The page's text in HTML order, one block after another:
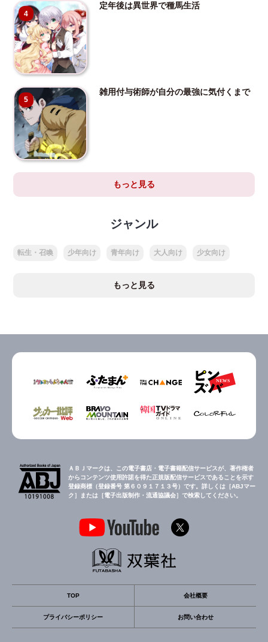
4
定年後は異世界で種馬生活
5
雑用付与術師が自分の最強に気付くまで
もっと見る
ジャンル
転生・召喚 少年向け 青年向け 大人向け 少女向け
もっと見る
ＡＢＪマークは、この電子書店・電子書籍配信サービスが、著作権者
からコンテンツ使用許諾を得た正規版配信サービスであることを示す
登録商標（登録番号 第６０９１７１３号）です。詳しくは［ABJマー
ク］または［電子出版制作・流通協議会］で検索してください。
TOP 会社概要
プライバシーポリシー お問い合わせ